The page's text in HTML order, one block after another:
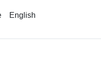
English